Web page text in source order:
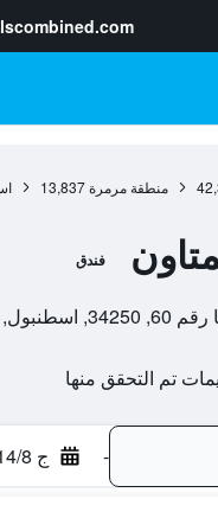
منطقة مرمرة 13,837
فندق
تركيا
- ج 14/8